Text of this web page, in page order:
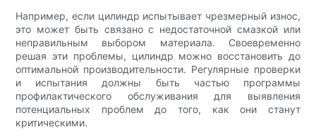
Например, если цилиндр испытывает чрезмерный износ,
это может быть связано с недостаточной смазкой или
неправильным выбором материала. Своевременно
решая эти проблемы, цилиндр можно восстановить до
оптимальной производительности. Регулярные проверки
и испытания должны быть частью программы
профилактического обслуживания для выявления
потенциальных проблем до того, как они станут
критическими.